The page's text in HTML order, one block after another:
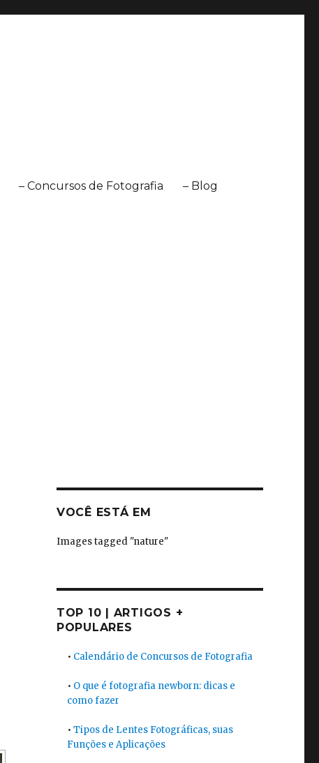
– Concursos de Fotografia – Blog
VOCÊ ESTÁ EM
Images tagged "nature"
TOP 10 | ARTIGOS +
POPULARES
• Calendário de Concursos de Fotografia
• O que é fotografia newborn: dicas e
como fazer
• Tipos de Lentes Fotográficas, suas
Funções e Aplicações